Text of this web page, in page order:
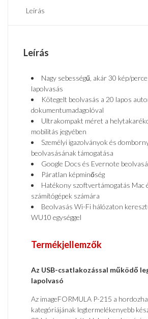
Leírás
Leírás
Nagy sebességű, akár 30 kép/
lapolvasás
Kötegelt beolvasás a 20 lapos
dokumentumadagolóval
Ultrakompakt méret a
mobilitás jegyében
Személyi igazolványok és
beolvasásának támogatása
Google Docs és Evernote
Páratlan képminőség
Hatékony szoftvertámogatás Mac
számítógépek számára
Beolvasás Wi-Fi hálózaton
WU10 egységgel
Termékjellemzők
Az USB-csatlakozással működő
lapolvasó
Az imageFORMULA P-215 a
kategóriájának legtermelékenyebb